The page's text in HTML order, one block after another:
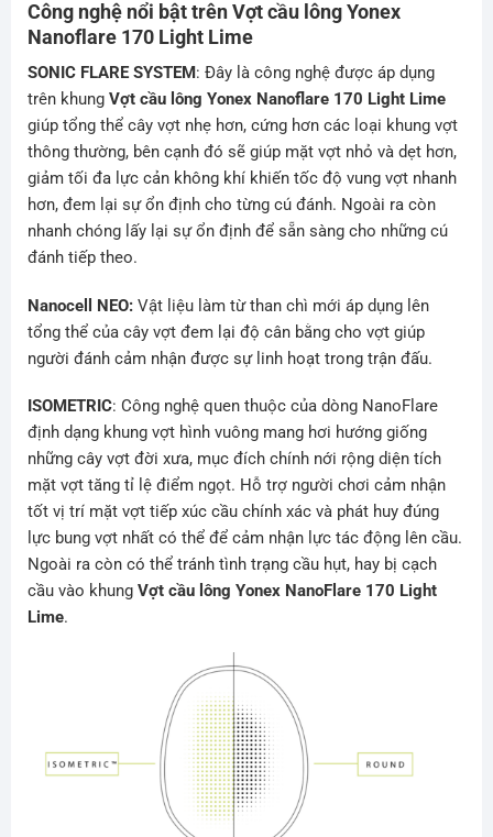
Công nghệ nổi bật trên Vợt cầu lông Yonex
Nanoflare 170 Light Lime
SONIC FLARE SYSTEM: Đây là công nghệ được áp dụng
trên khung Vợt cầu lông Yonex Nanoflare 170 Light Lime
giúp tổng thể cây vợt nhẹ hơn, cứng hơn các loại khung vợt
thông thường, bên cạnh đó sẽ giúp mặt vợt nhỏ và dẹt hơn,
giảm tối đa lực cản không khí khiến tốc độ vung vợt nhanh
hơn, đem lại sự ổn định cho từng cú đánh. Ngoài ra còn
nhanh chóng lấy lại sự ổn định để sẵn sàng cho những cú
đánh tiếp theo.
Nanocell NEO: Vật liệu làm từ than chì mới áp dụng lên
tổng thể của cây vợt đem lại độ cân bằng cho vợt giúp
người đánh cảm nhận được sự linh hoạt trong trận đấu.
ISOMETRIC: Công nghệ quen thuộc của dòng NanoFlare
định dạng khung vợt hình vuông mang hơi hướng giống
những cây vợt đời xưa, mục đích chính nới rộng diện tích
mặt vợt tăng tỉ lệ điểm ngọt. Hỗ trợ người chơi cảm nhận
tốt vị trí mặt vợt tiếp xúc cầu chính xác và phát huy đúng
lực bung vợt nhất có thể để cảm nhận lực tác động lên cầu.
Ngoài ra còn có thể tránh tình trạng cầu hụt, hay bị cạch
cầu vào khung Vợt cầu lông Yonex NanoFlare 170 Light
Lime.